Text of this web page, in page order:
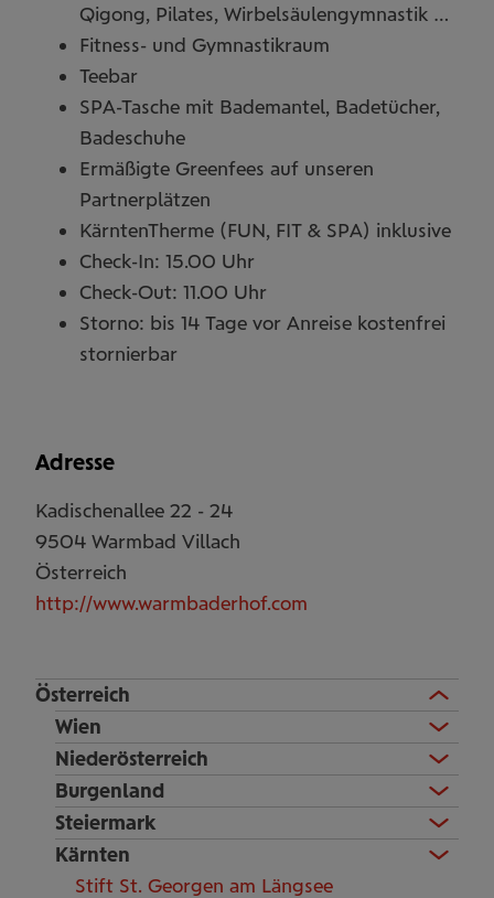
Österreich
Wien
Niederösterreich
Burgenland
Steiermark
Kärnten
Stift St. Georgen am Längsee
Qigong, Pilates, Wirbelsäulengymnastik …
Fitness- und Gymnastikraum
Teebar
SPA-Tasche mit Bademantel, Badetücher,
Badeschuhe
Ermäßigte Greenfees auf unseren
Partnerplätzen
KärntenTherme (FUN, FIT & SPA) inklusive
Check-In: 15.00 Uhr
Check-Out: 11.00 Uhr
Storno: bis 14 Tage vor Anreise kostenfrei
stornierbar
Adresse
Kadischenallee 22 - 24
9504 Warmbad Villach
Österreich
http://www.warmbaderhof.com